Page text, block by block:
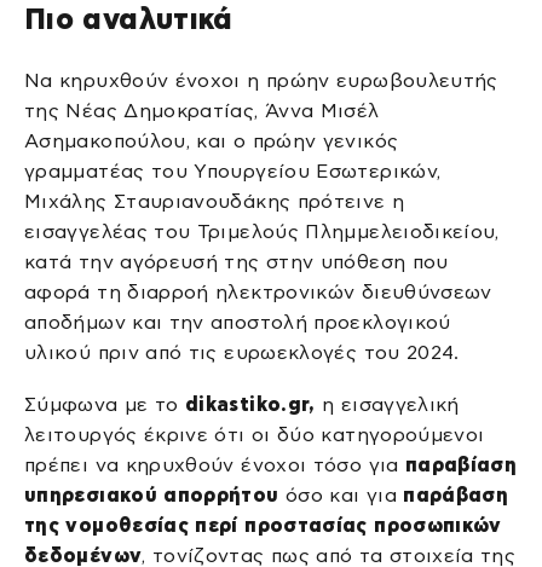
Πιο αναλυτικά
Να κηρυχθούν ένοχοι η πρώην ευρωβουλευτής
της Νέας Δημοκρατίας, Άννα Μισέλ
Ασημακοπούλου, και ο πρώην γενικός
γραμματέας του Υπουργείου Εσωτερικών,
Μιχάλης Σταυριανουδάκης πρότεινε η
εισαγγελέας του Τριμελούς Πλημμελειοδικείου,
κατά την αγόρευσή της στην υπόθεση που
αφορά τη διαρροή ηλεκτρονικών διευθύνσεων
αποδήμων και την αποστολή προεκλογικού
υλικού πριν από τις ευρωεκλογές του 2024.
Σύμφωνα με το dikastiko.gr, η εισαγγελική
λειτουργός έκρινε ότι οι δύο κατηγορούμενοι
πρέπει να κηρυχθούν ένοχοι τόσο για παραβίαση
υπηρεσιακού απορρήτου όσο και για παράβαση
της νομοθεσίας περί προστασίας προσωπικών
δεδομένων, τονίζοντας πως από τα στοιχεία της